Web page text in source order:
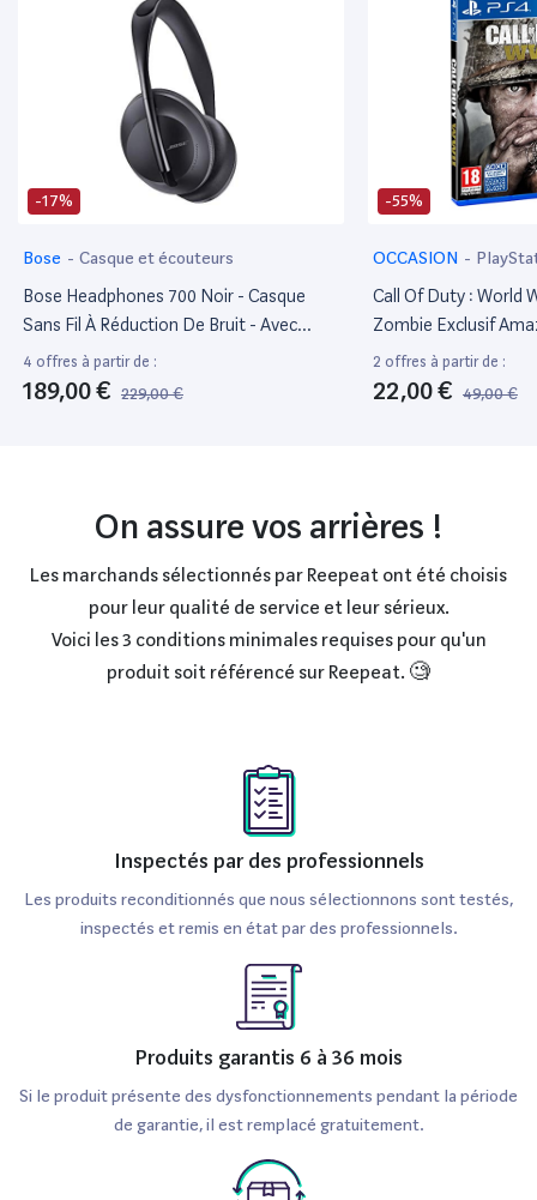
Show 15 pour afficher vos albums Amazon Photos. Conçu pour
protéger votre vie privée : de multiples éléments de protection de
la vie privée ont été intégrés à cet appareil. Vous pouvez
déconnecter électroniquement les microphones en appuyant sur
un bouton ou faire glisser le cache-caméra intégré pour couvrir la
-17%
Bose - Casque et écouteurs
Bose Headphones 700 Noir - Casque
Sans Fil À Réduction De Bruit - Avec
Amazon Alexa Intégré
4 offres à partir de :
189,00 € 229,00 €
-55%
OCCASION -
Call Of Duty : World
Zombie Exclusif
2 offres à partir de :
22,00 € 49,00 €
On assure vos arrières !
Les marchands sélectionnés par Reepeat ont été choisis
pour leur qualité de service et leur sérieux.
Voici les 3 conditions minimales requises pour qu'un
produit soit référencé sur Reepeat. 🧐
Inspectés par des professionnels
Les produits reconditionnés que nous sélectionnons sont testés,
inspectés et remis en état par des professionnels.
Produits garantis 6 à 36 mois
Si le produit présente des dysfonctionnements pendant la période
de garantie, il est remplacé gratuitement.